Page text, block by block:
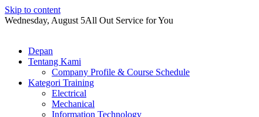
Skip to content
Wednesday, August 5All Out Service for You
Depan
Tentang Kami
Company Profile & Course Schedule
Kategori Training
Electrical
Mechanical
Information Technology